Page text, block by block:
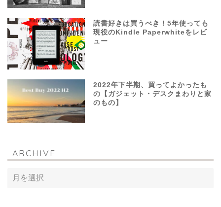
読書好きは買うべき！5年使っても
現役のKindle Paperwhiteをレビ
ュー
2022年下半期、買ってよかったも
の【ガジェット・デスクまわりと家
のもの】
ARCHIVE